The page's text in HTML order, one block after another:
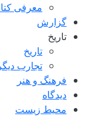
معرفی
گزارش
تاریخ
تاریخ
تجارب
فرهنگ و هنر
دیدگاه
محیط زیست